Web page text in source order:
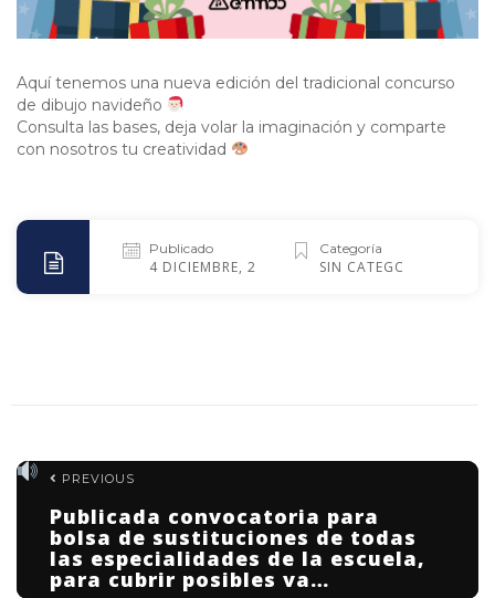
Aquí tenemos una nueva edición del tradicional concurso
de dibujo navideño
Consulta las bases, deja volar la imaginación y comparte
con nosotros tu creatividad
Publicado
4 DICIEMBRE, 2025
Categoría
SIN CATEGORÍA
PREVIOUS
Publicada convocatoria para
bolsa de sustituciones de todas
las especialidades de la escuela,
para cubrir posibles va…